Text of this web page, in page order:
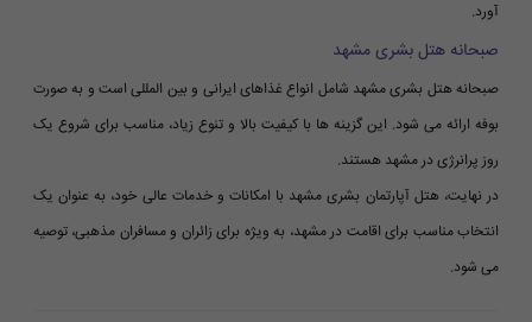
آورد.
صبحانه هتل بشری مشهد
صبحانه هتل بشری مشهد شامل انواع غذاهای ایرانی و بین المللی است و به صورت
بوفه ارائه می شود. این گزینه ها با کیفیت بالا و تنوع زیاد، مناسب برای شروع یک
روز پرانرژی در مشهد هستند.
در نهایت، هتل آپارتمان بشری مشهد با امکانات و خدمات عالی خود، به عنوان یک
انتخاب مناسب برای اقامت در مشهد، به ویژه برای زائران و مسافران مذهبی، توصیه
می شود.